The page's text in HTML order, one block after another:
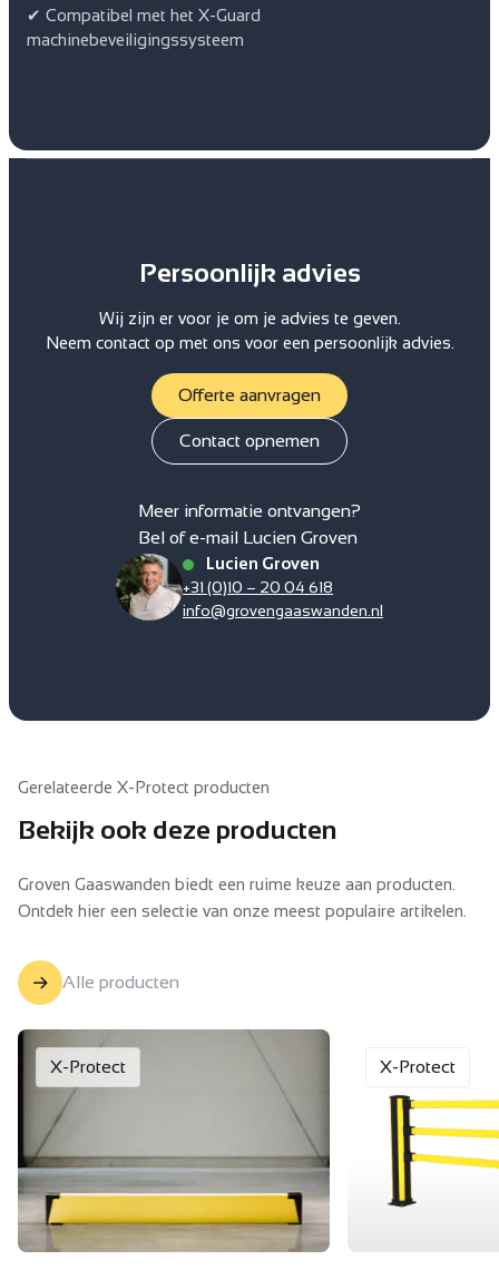
✔ Compatibel met het X-Guard
machinebeveiligingssysteem
Persoonlijk advies
Wij zijn er voor je om je advies te geven.
Neem contact op met ons voor een persoonlijk advies.
Offerte aanvragen
Contact opnemen
Meer informatie ontvangen?
Bel of e-mail Lucien Groven
Lucien Groven
+31 (0)10 – 20 04 618
info@grovengaaswanden.nl
Gerelateerde X-Protect producten
Bekijk ook deze producten
Groven Gaaswanden biedt een ruime keuze aan producten.
Ontdek hier een selectie van onze meest populaire artikelen.
Alle producten
X-Protect X-Protect